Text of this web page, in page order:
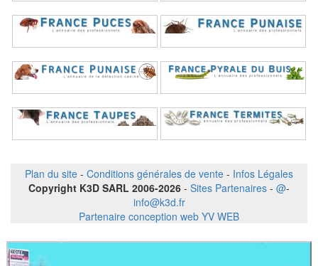
Plan du site - Conditions générales de vente - Infos Légales
Copyright K3D SARL 2006-2026 - Sites Partenaires - @-
info@k3d.fr
Partenaire conception web YV WEB